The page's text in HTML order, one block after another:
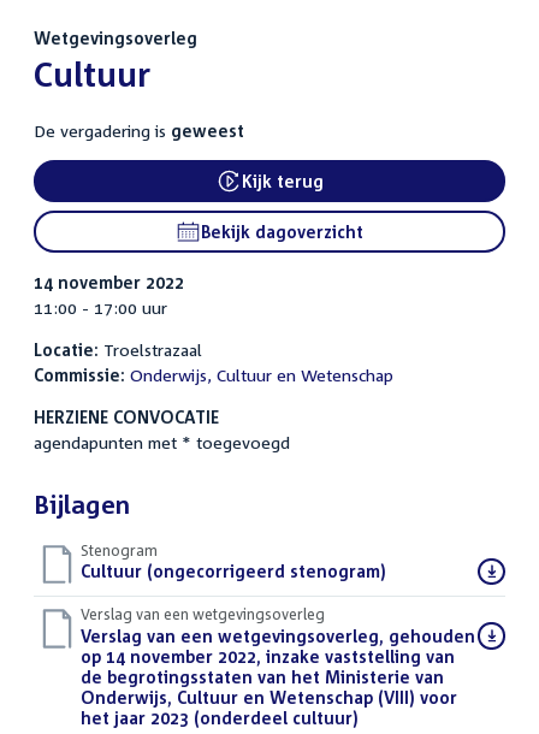
Wetgevingsoverleg
:Cultuur
De vergadering is geweest
External link:
Kijk terug
Bekijk dagoverzicht
14 november 2022
11:00 - 17:00 uur
Locatie: Troelstrazaal
Commissie: Onderwijs, Cultuur en Wetenschap
HERZIENE CONVOCATIE
agendapunten met * toegevoegd
Bijlagen
Stenogram
Download
bestand:
Cultuur (ongecorrigeerd stenogram)
Verslag van een wetgevingsoverleg
Download
bestand:
Verslag van een wetgevingsoverleg, gehouden
op 14 november 2022, inzake vaststelling van
de begrotingsstaten van het Ministerie van
Onderwijs, Cultuur en Wetenschap (VIII) voor
het jaar 2023 (onderdeel cultuur)